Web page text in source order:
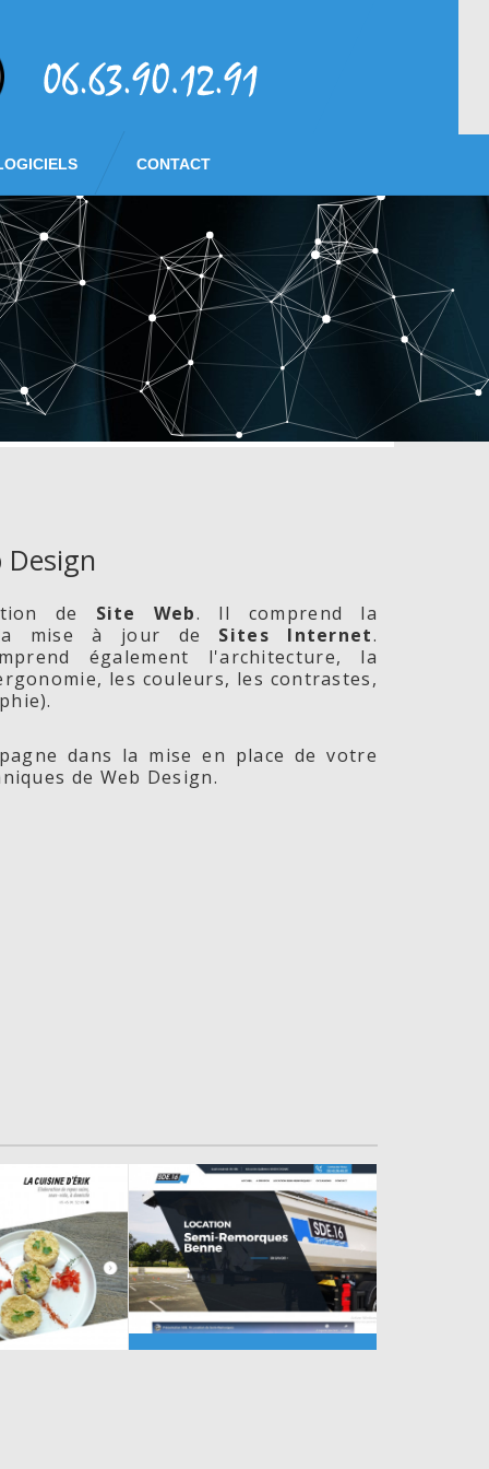
CONTACT
Design
de Site Web. Il comprend la
mise à jour de Sites Internet.
également l'architecture, la
les couleurs, les contrastes,
dans la mise en place de votre
de Web Design.